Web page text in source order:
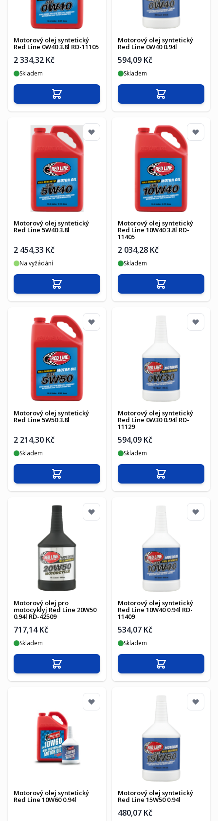
Motorový olej syntetický
Red Line 0W40 3.8l RD-11105
2 334,32 Kč
Skladem
Přidat do košíku
Motorový olej syntetický
Red Line 0W40 0.94l
594,09 Kč
Skladem
Přidat do košíku
Motorový olej syntetický
Red Line 5W40 3.8l
2 454,33 Kč
Na vyžádání
Přidat do košíku
Motorový olej syntetický
Red Line 10W40 3.8l RD-
11405
2 034,28 Kč
Skladem
Přidat do košíku
Motorový olej syntetický
Red Line 5W50 3.8l
2 214,30 Kč
Skladem
Přidat do košíku
Motorový olej syntetický
Red Line 0W30 0.94l RD-
11129
594,09 Kč
Skladem
Přidat do košíku
Motorový olej pro
motocyklyj Red Line 20W50
0.94l RD-42509
717,14 Kč
Skladem
Přidat do košíku
Motorový olej syntetický
Red Line 10W40 0.94l RD-
11409
534,07 Kč
Skladem
Přidat do košíku
Motorový olej syntetický
Red Line 10W60 0.94l
Motorový olej syntetický
Red Line 15W50 0.94l
480,07 Kč